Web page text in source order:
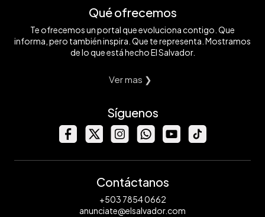
Qué ofrecemos
Te ofrecemos un portal que evoluciona contigo. Que
informa, pero también inspira. Que te representa. Mostramos
de lo que está hecho El Salvador.
Ver mas ❯
Síguenos
Contáctanos
+503 7854 0662
anunciate@elsalvador.com